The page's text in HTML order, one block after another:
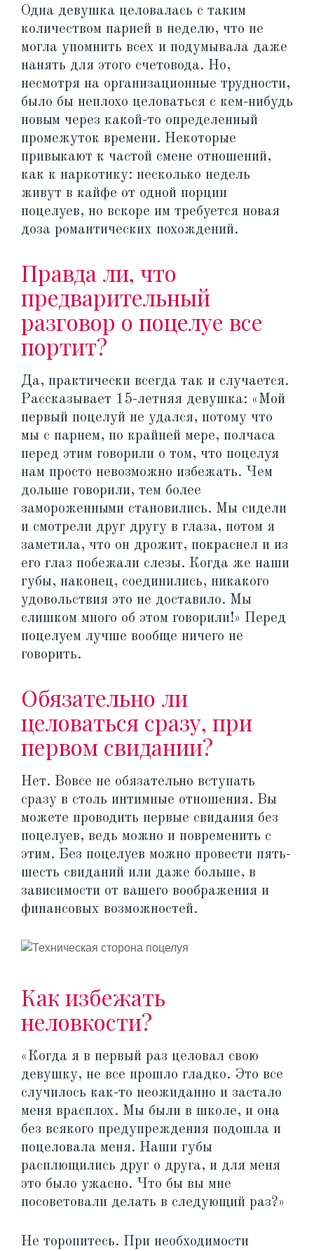
Одна девушка целовалась с таким
количеством парней в неделю, что не
могла упомнить всех и подумывала даже
нанять для этого счетовода. Но,
несмотря на организационные трудности,
было бы неплохо целоваться с кем-нибудь
новым через какой-то определенный
промежуток времени. Некоторые
привыкают к частой смене отношений,
как к наркотику: несколько недель
живут в кайфе от одной порции
поцелуев, но вскоре им требуется новая
доза романтических похождений.
Правда ли, что
предварительный
разговор о поцелуе все
портит?
Да, практически всегда так и случается.
Рассказывает 15-летняя девушка: «Мой
первый поцелуй не удался, потому что
мы с парнем, по крайней мере, полчаса
перед этим говорили о том, что поцелуя
нам просто невозможно избежать. Чем
дольше говорили, тем более
замороженными становились. Мы сидели
и смотрели друг другу в глаза, потом я
заметила, что он дрожит, покраснел и из
его глаз побежали слезы. Когда же наши
губы, наконец, соединились, никакого
удовольствия это не доставило. Мы
слишком много об этом говорили!» Перед
поцелуем лучше вообще ничего не
говорить.
Обязательно ли
целоваться сразу, при
первом свидании?
Нет. Вовсе не обязательно вступать
сразу в столь интимные отношения. Вы
можете проводить первые свидания без
поцелуев, ведь можно и повременить с
этим. Без поцелуев можно провести пять-
шесть свиданий или даже больше, в
зависимости от вашего воображения и
финансовых возможностей.
Как избежать
неловкости?
«Когда я в первый раз целовал свою
девушку, не все прошло гладко. Это все
случилось как-то неожиданно и застало
меня врасплох. Мы были в школе, и она
без всякого предупреждения подошла и
поцеловала меня. Наши губы
расплющились друг о друга, и для меня
это было ужасно. Что бы вы мне
посоветовали делать в следующий раз?»
Не торопитесь. При необходимости